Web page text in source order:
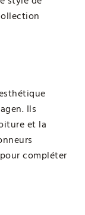
Ils
et la
compléter